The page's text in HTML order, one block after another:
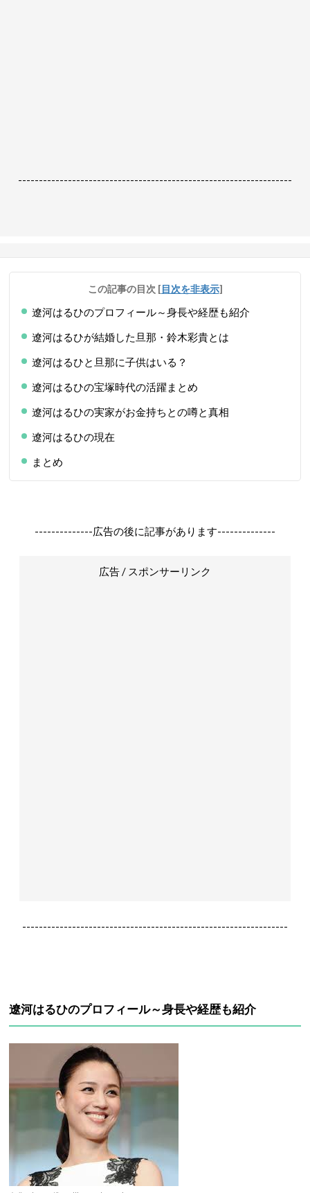
------------------------------------------------------------------
この記事の目次 [目次を非表示]
遼河はるひのプロフィール～身長や経歴も紹介
遼河はるひが結婚した旦那・鈴木彩貴とは
遼河はるひと旦那に子供はいる？
遼河はるひの宝塚時代の活躍まとめ
遼河はるひの実家がお金持ちとの噂と真相
遼河はるひの現在
まとめ
--------------広告の後に記事があります--------------
広告 / スポンサーリンク
----------------------------------------------------------------
遼河はるひのプロフィール～身長や経歴も紹介